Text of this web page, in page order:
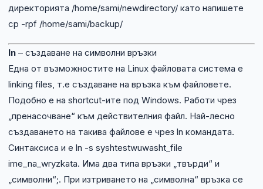
директорията /home/sami/newdirectory/ като напишете
cp -rpf /home/sami/backup/
ln – създаване на символни връзки
Една от възможностите на Linux файловата система е
linking files, т.е създаване на връзка към файловете.
Подобно е на shortcut-ите под Windows. Работи чрез
„пренасочване“ към действителния файл. Най-лесно
създаването на такива файлове е чрез ln командата.
Синтаксиса и е ln -s syshtestwuwasht_file
ime_na_wryzkata. Има два типа връзки „твърди“ и
„символни“;. При изтриването на „символна“ връзка се